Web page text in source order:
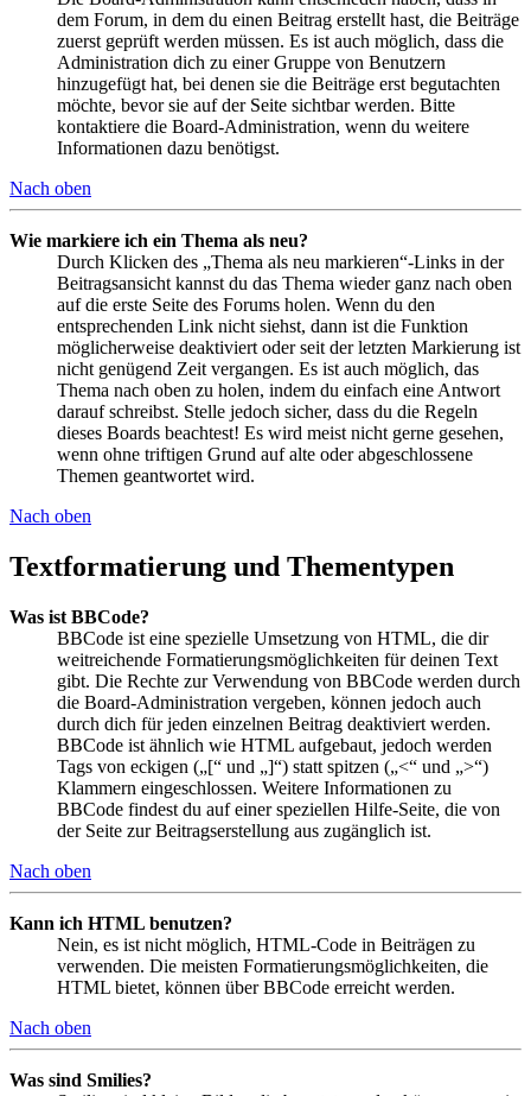
dem Forum, in dem du einen Beitrag erstellt hast, die Beiträge
zuerst geprüft werden müssen. Es ist auch möglich, dass die
Administration dich zu einer Gruppe von Benutzern
hinzugefügt hat, bei denen sie die Beiträge erst begutachten
möchte, bevor sie auf der Seite sichtbar werden. Bitte
kontaktiere die Board-Administration, wenn du weitere
Informationen dazu benötigst.
Nach oben
Wie markiere ich ein Thema als neu?
Durch Klicken des „Thema als neu markieren“-Links in der
Beitragsansicht kannst du das Thema wieder ganz nach oben
auf die erste Seite des Forums holen. Wenn du den
entsprechenden Link nicht siehst, dann ist die Funktion
möglicherweise deaktiviert oder seit der letzten Markierung ist
nicht genügend Zeit vergangen. Es ist auch möglich, das
Thema nach oben zu holen, indem du einfach eine Antwort
darauf schreibst. Stelle jedoch sicher, dass du die Regeln
dieses Boards beachtest! Es wird meist nicht gerne gesehen,
wenn ohne triftigen Grund auf alte oder abgeschlossene
Themen geantwortet wird.
Nach oben
Textformatierung und Thementypen
Was ist BBCode?
BBCode ist eine spezielle Umsetzung von HTML, die dir
weitreichende Formatierungsmöglichkeiten für deinen Text
gibt. Die Rechte zur Verwendung von BBCode werden durch
die Board-Administration vergeben, können jedoch auch
durch dich für jeden einzelnen Beitrag deaktiviert werden.
BBCode ist ähnlich wie HTML aufgebaut, jedoch werden
Tags von eckigen („[“ und „]“) statt spitzen („<“ und „>“)
Klammern eingeschlossen. Weitere Informationen zu
BBCode findest du auf einer speziellen Hilfe-Seite, die von
der Seite zur Beitragserstellung aus zugänglich ist.
Nach oben
Kann ich HTML benutzen?
Nein, es ist nicht möglich, HTML-Code in Beiträgen zu
verwenden. Die meisten Formatierungsmöglichkeiten, die
HTML bietet, können über BBCode erreicht werden.
Nach oben
Was sind Smilies?